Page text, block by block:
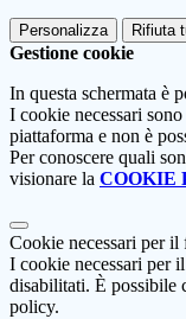
Personalizza Rifiuta
Gestione cookie
In questa schermata è
I cookie necessari
piattaforma e non è
Per conoscere quali
visionare la COOKIE
Cookie necessari per il
I cookie necessari per
disabilitati. È possibile
policy.